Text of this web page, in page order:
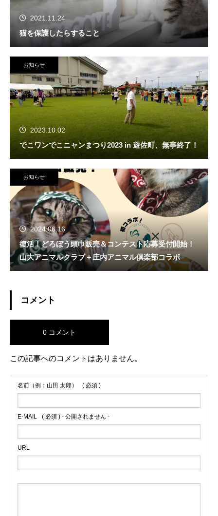
2021.11.24
猫を保護したらすること
お知らせ
2023.10.02
でこワンでこニャンまつり2023 in 遊佐町、無事終了！
お知らせ
2024.06.16
復活！どろぼう頭巾販売＆コンテスト応募受付開始！
山大アニマルクラブ＋庄内アニマル倶楽部コラボ
コメント
0 コメント
この記事へのコメントはありません。
名前（例：山田 太郎） ( 必須 )
E-MAIL ( 必須 ) - 公開されません -
URL